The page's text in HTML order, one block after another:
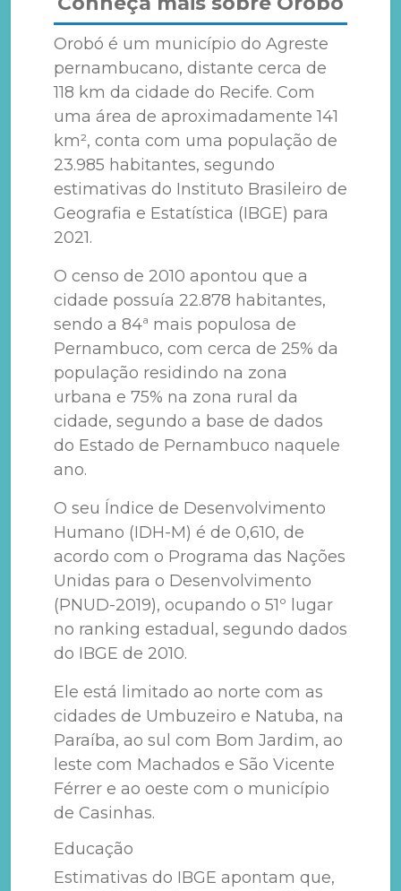
Orobó é um município do Agreste
pernambucano, distante cerca de
118 km da cidade do Recife. Com
uma área de aproximadamente 141
km², conta com uma população de
23.985 habitantes, segundo
estimativas do Instituto Brasileiro de
Geografia e Estatística (IBGE) para
2021.
O censo de 2010 apontou que a
cidade possuía 22.878 habitantes,
sendo a 84ª mais populosa de
Pernambuco, com cerca de 25% da
população residindo na zona
urbana e 75% na zona rural da
cidade, segundo a base de dados
do Estado de Pernambuco naquele
ano.
O seu Índice de Desenvolvimento
Humano (IDH-M) é de 0,610, de
acordo com o Programa das Nações
Unidas para o Desenvolvimento
(PNUD-2019), ocupando o 51º lugar
no ranking estadual, segundo dados
do IBGE de 2010.
Ele está limitado ao norte com as
cidades de Umbuzeiro e Natuba, na
Paraíba, ao sul com Bom Jardim, ao
leste com Machados e São Vicente
Férrer e ao oeste com o município
de Casinhas.
Educação
Estimativas do IBGE apontam que,